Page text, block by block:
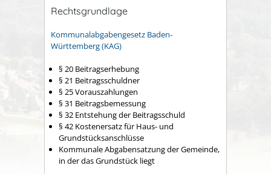
Rechtsgrundlage
Kommunalabgabengesetz Baden-
Württemberg (KAG)
§ 20 Beitragserhebung
§ 21 Beitragsschuldner
§ 25 Vorauszahlungen
§ 31 Beitragsbemessung
§ 32 Entstehung der Beitragsschuld
§ 42 Kostenersatz für Haus- und
Grundstücksanschlüsse
Kommunale Abgabensatzung der Gemeinde,
in der das Grundstück liegt